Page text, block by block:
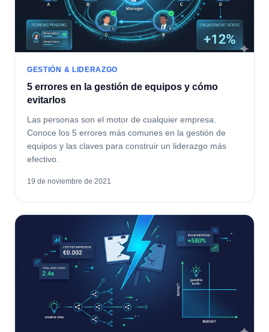
GESTIÓN & LIDERAZGO
5 errores en la gestión de equipos y cómo
evitarlos
Las personas son el motor de cualquier empresa.
Conoce los 5 errores más comunes en la gestión de
equipos y las claves para construir un liderazgo más
efectivo.
19 de noviembre de 2021